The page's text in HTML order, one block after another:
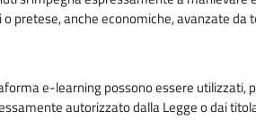
pretese, anche economiche, avanzate
e-learning possono essere
autorizzato dalla Legge o dai